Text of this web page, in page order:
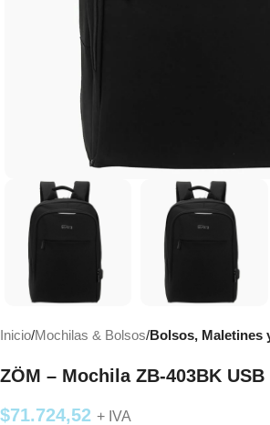
Inicio Mochilas & Bolsos Bolsos, Maletines
ZÖM – Mochila ZB-403BK USB
$71.724,52 + IVA